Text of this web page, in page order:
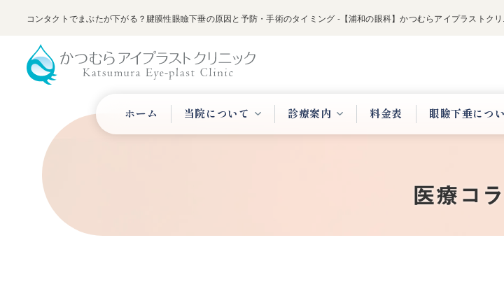
コンタクトでまぶたが下がる？腱膜性眼瞼下垂の原因と予防・手術のタイミング -【浦和の眼科】かつむらアイプラストクリ
ホーム 当院について 診療案内 料金表 眼瞼下垂につ
医療コ